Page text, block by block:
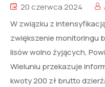
20 czerwca 2024
W związku z
zwiększenie monitoringu
lisów wolno żyjących,
Wieluniu przekazuje
kwoty 200 zł brutto